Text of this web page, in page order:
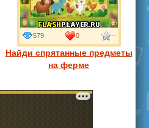
Найди спрятанные предметы
на ферме
579 0 --